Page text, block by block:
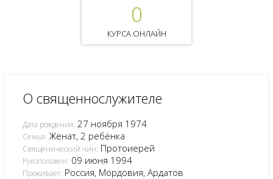
0
КУРСА ОНЛАЙН
О священнослужителе
Дата рождения: 27 ноября 1974
Семья: Женат, 2 ребёнка
Священический чин: Протоиерей
Рукоположен: 09 июня 1994
Проживает: Россия, Мордовия, Ардатов